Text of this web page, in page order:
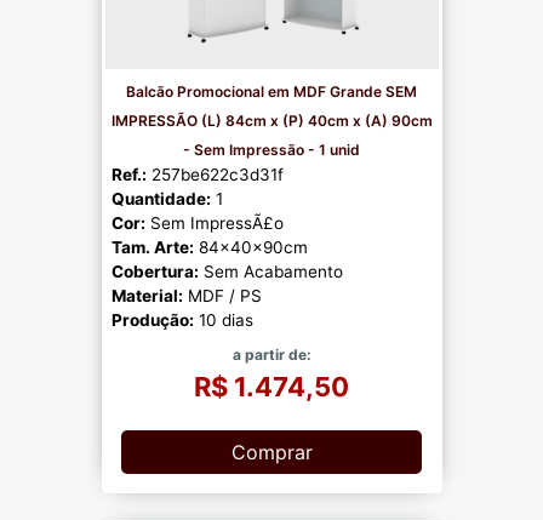
Balcão Promocional em MDF Grande SEM
IMPRESSÃO (L) 84cm x (P) 40cm x (A) 90cm
- Sem Impressão - 1 unid
Ref.: 257be622c3d31f
Quantidade: 1
Cor: Sem ImpressÃ£o
Tam. Arte: 84x40x90cm
Cobertura: Sem Acabamento
Material: MDF / PS
Produção: 10 dias
a partir de:
R$ 1.474,50
Comprar